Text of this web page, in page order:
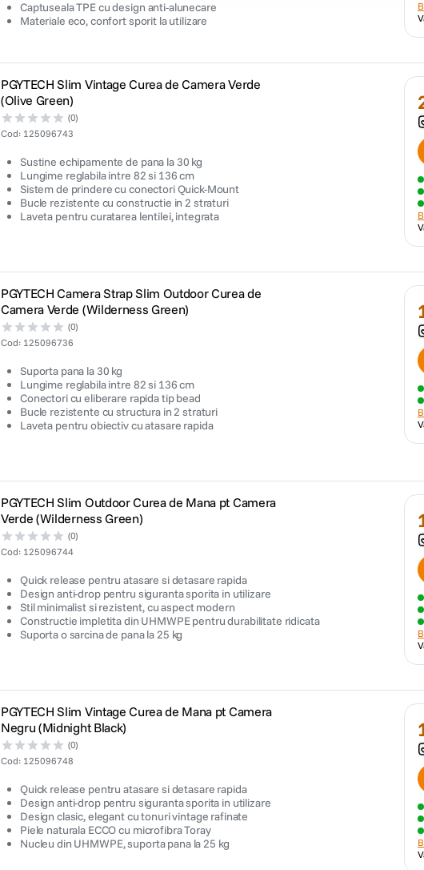
Captuseala TPE cu design anti-alunecare
Materiale eco, confort sporit la utilizare
PGYTECH Slim Vintage Curea de Camera Verde
(Olive Green)
(0)
Cod: 125096743
Sustine echipamente de pana la 30 kg
Lungime reglabila intre 82 si 136 cm
Sistem de prindere cu conectori Quick-Mount
Bucle rezistente cu constructie in 2 straturi
Laveta pentru curatarea lentilei, integrata
PGYTECH Camera Strap Slim Outdoor Curea de
Camera Verde (Wilderness Green)
(0)
Cod: 125096736
Suporta pana la 30 kg
Lungime reglabila intre 82 si 136 cm
Conectori cu eliberare rapida tip bead
Bucle rezistente cu structura in 2 straturi
Laveta pentru obiectiv cu atasare rapida
PGYTECH Slim Outdoor Curea de Mana pt Camera
Verde (Wilderness Green)
(0)
Cod: 125096744
Quick release pentru atasare si detasare rapida
Design anti-drop pentru siguranta sporita in utilizare
Stil minimalist si rezistent, cu aspect modern
Constructie impletita din UHMWPE pentru durabilitate ridicata
Suporta o sarcina de pana la 25 kg
PGYTECH Slim Vintage Curea de Mana pt Camera
Negru (Midnight Black)
(0)
Cod: 125096748
Quick release pentru atasare si detasare rapida
Design anti-drop pentru siguranta sporita in utilizare
Design clasic, elegant cu tonuri vintage rafinate
Piele naturala ECCO cu microfibra Toray
Nucleu din UHMWPE, suporta pana la 25 kg